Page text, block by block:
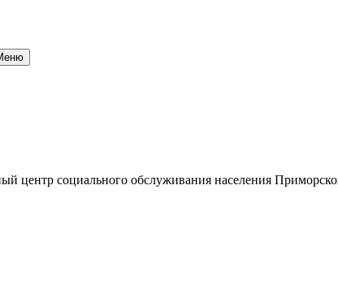
центр социального обслуживания населения